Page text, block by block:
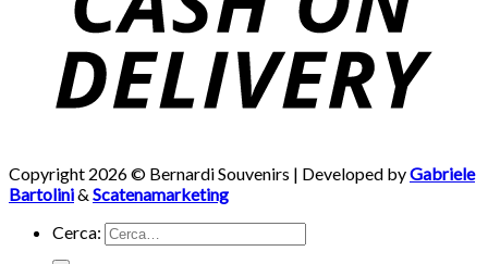
Copyright 2026 © Bernardi Souvenirs | Developed byGabriele
Bartolini& Scatenamarketing
Cerca: